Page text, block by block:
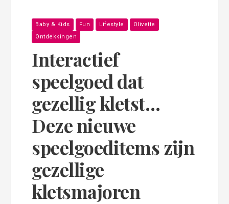
Baby & Kids Fun Lifestyle
Olivette
Ontdekkingen
Interactief
speelgoed dat
gezellig kletst…
Deze nieuwe
speelgoeditems zijn
gezellige
kletsmajoren